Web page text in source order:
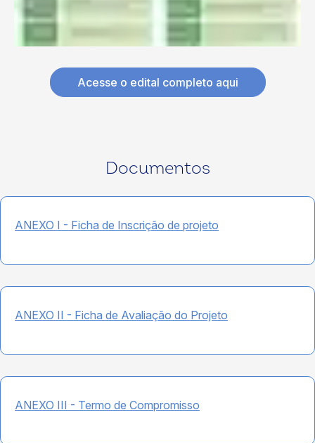
Acesse o edital completo aqui
Documentos
ANEXO I - Ficha de Inscrição de projeto
ANEXO II - Ficha de Avaliação do Projeto
ANEXO III - Termo de Compromisso